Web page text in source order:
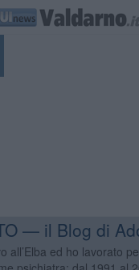
— il Blog di
all’Elba ed ho lavorato